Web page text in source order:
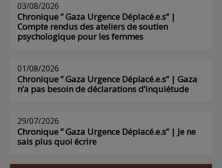
03/08/2026
Chronique ” Gaza Urgence Déplacé.e.s” |
Compte rendus des ateliers de soutien
psychologique pour les femmes
01/08/2026
Chronique ” Gaza Urgence Déplacé.e.s” | Gaza
n’a pas besoin de déclarations d’inquiétude
29/07/2026
Chronique ” Gaza Urgence Déplacé.e.s” | Je ne
sais plus quoi écrire